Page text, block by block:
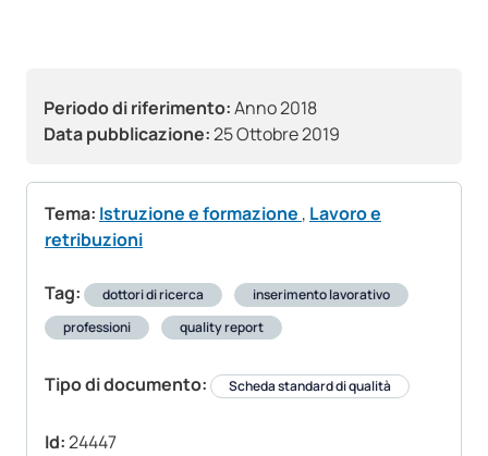
Periodo di riferimento:Anno 2018
Data pubblicazione:25 Ottobre 2019
Tema: Istruzione e formazione , Lavoro e
retribuzioni
Tag: dottori di ricerca
inserimento lavorativo
professioni
quality report
Tipo di documento: Scheda standard di qualità
Id:24447